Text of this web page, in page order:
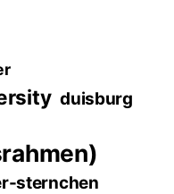
duisburg
sternchen